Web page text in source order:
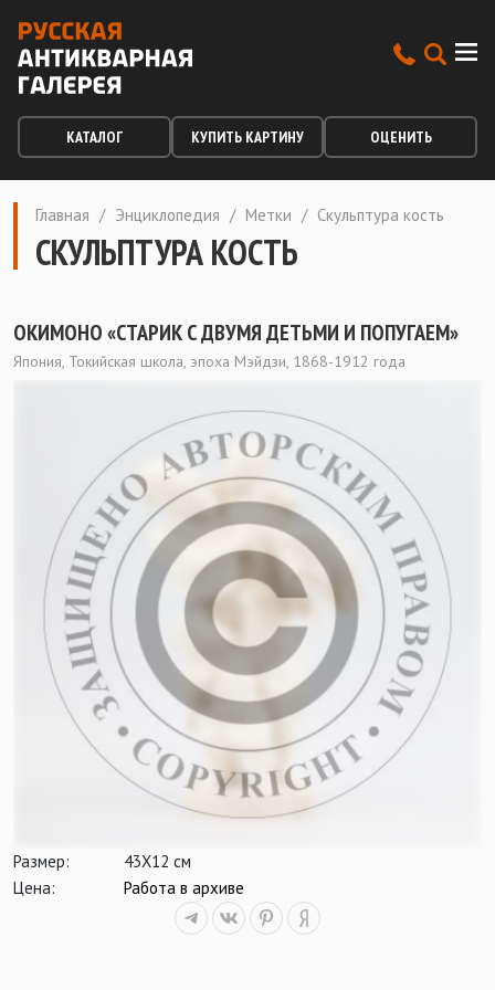
КАТАЛОГ КУПИТЬ КАРТИНУ ОЦЕНИТЬ
Главная / Энциклопедия / Метки / Скульптура кость
СКУЛЬПТУРА КОСТЬ
ОКИМОНО «СТАРИК С ДВУМЯ ДЕТЬМИ И ПОПУГАЕМ»
Япония, Токийская школа, эпоха Мэйдзи, 1868-1912 года
Размер:
43Х12 см
Цена:
Работа в архиве